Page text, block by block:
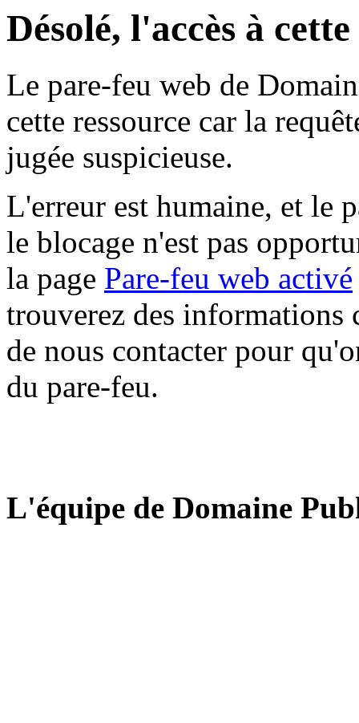
Désolé, l'accès à
Le pare-feu web de
cette ressource car la
jugée suspicieuse.
L'erreur est humaine, et le
le blocage n'est pas
la page Pare-feu web activé
trouverez des informations
de nous contacter pour
du pare-feu.
L'équipe de Domaine